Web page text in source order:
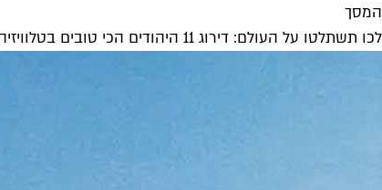
המסך
לכו תשתלטו על העולם: דירוג 11 היהודים הכי טובים בטלוויזיה